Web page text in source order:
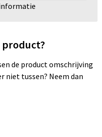
product?
de product omschrijving
niet tussen? Neem dan